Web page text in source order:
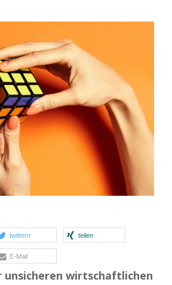
twittern teilen
E-Mail
unsicheren wirtschaftlichen